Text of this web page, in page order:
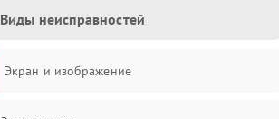
Виды неисправностей
Экран и изображение